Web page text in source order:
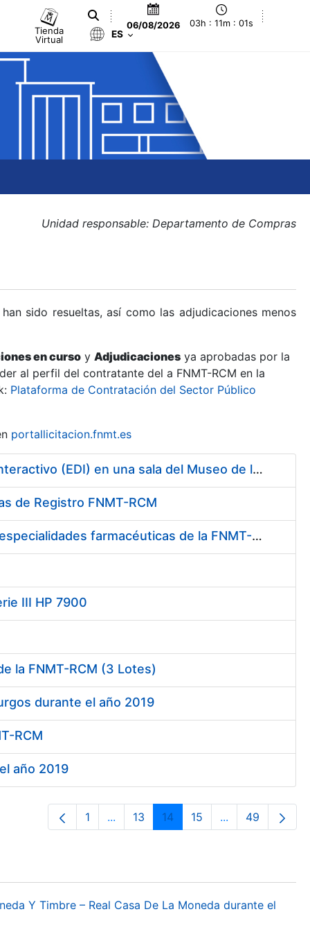
Tienda
Virtual
06/08/2026 03h : 11m : 02s
ES
Unidad responsable: Departamento de Compras
sido resueltas, así como las adjudicaciones menos
en curso y Adjudicaciones ya aprobadas por la
al perfil del contratante del a FNMT-RCM en la
Plataforma de Contratación del Sector Público
portallicitacion.fnmt.es
Contratación de la Construcción y Montaje de un Espacio Demo Interactivo (EDI) en una sala del Museo de la Fábrica Nacional de Moneda y Timbre-Real Casa de la Moneda en Madrid
de Registro FNMT-RCM
Contratación del suministro de medicamentos, vacunas y demás especialidades farmacéuticas de la FNMT-RCM
III HP 7900
la FNMT-RCM (3 Lotes)
durante el año 2019
RCM
año 2019
Página
1 ...Páginas intermedias Use TAB para
Página
13 Página
14 Página
15 ...PáginasPágina
49
Y Timbre – Real Casa De La Moneda durante el